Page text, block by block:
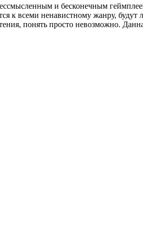
и бесконечным
всеми ненавистному жанру, будут
понять просто невозможно.